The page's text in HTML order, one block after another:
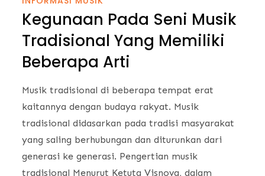
Kegunaan Pada Seni Musik
Tradisional Yang Memiliki
Beberapa Arti
Musik tradisional di beberapa tempat erat
kaitannya dengan budaya rakyat. Musik
tradisional didasarkan pada tradisi masyarakat
yang saling berhubungan dan diturunkan dari
generasi ke generasi. Pengertian musik
tradisional Menurut Ketuta Visnova, dalam